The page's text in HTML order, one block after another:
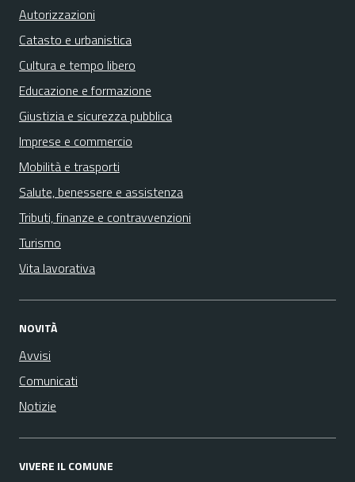
Autorizzazioni
Catasto e urbanistica
Cultura e tempo libero
Educazione e formazione
Giustizia e sicurezza pubblica
Imprese e commercio
Mobilità e trasporti
Salute, benessere e assistenza
Tributi, finanze e contravvenzioni
Turismo
Vita lavorativa
NOVITÀ
Avvisi
Comunicati
Notizie
VIVERE IL COMUNE